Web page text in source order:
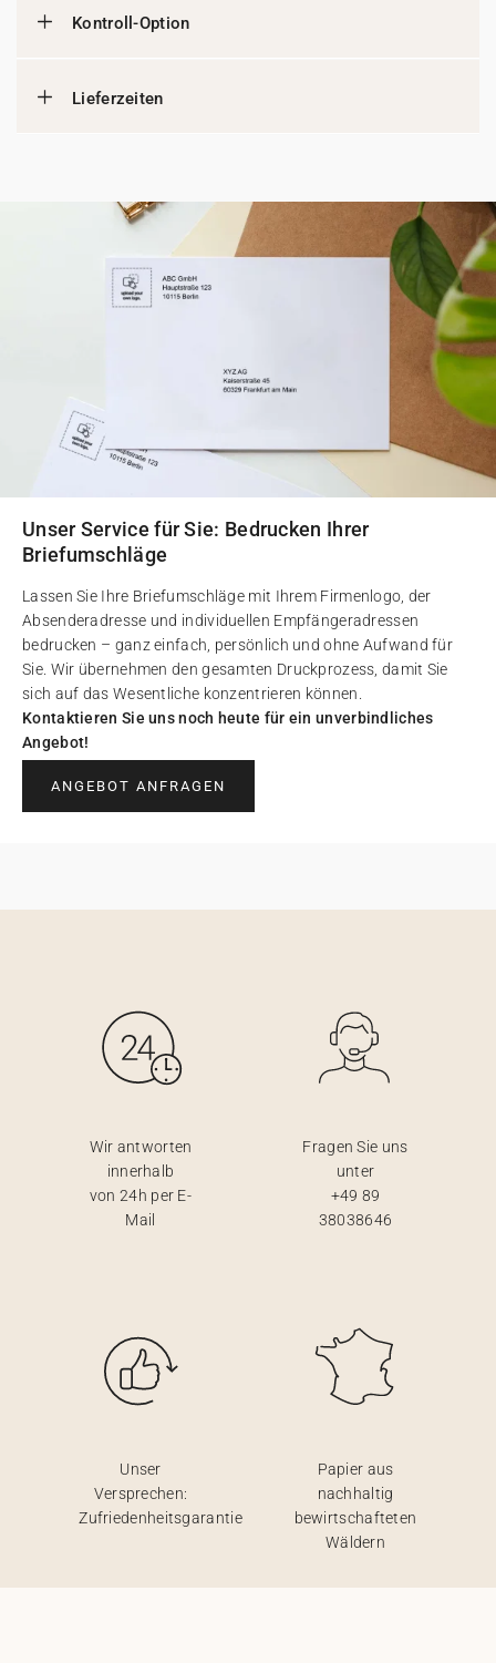
Kontroll-Option
Lieferzeiten
Unser Service für Sie: Bedrucken Ihrer
Briefumschläge
Lassen Sie Ihre Briefumschläge mit Ihrem Firmenlogo, der
Absenderadresse und individuellen Empfängeradressen
bedrucken – ganz einfach, persönlich und ohne Aufwand für
Sie. Wir übernehmen den gesamten Druckprozess, damit Sie
sich auf das Wesentliche konzentrieren können.
Kontaktieren Sie uns noch heute für ein unverbindliches
Angebot!
ANGEBOT ANFRAGEN
Wir antworten
innerhalb
von 24h per E-
Mail
Fragen Sie uns
unter
+49 89
38038646
Unser
Versprechen:
Zufriedenheitsgarantie
Papier aus
nachhaltig
bewirtschafteten
Wäldern